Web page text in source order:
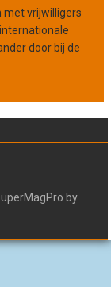
met vrijwilligers
door bij de
by